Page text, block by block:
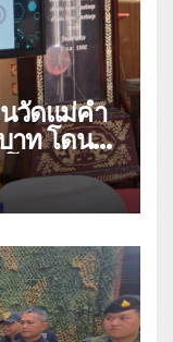
วัดแม่คำ
าท โดน
โอนข้าม